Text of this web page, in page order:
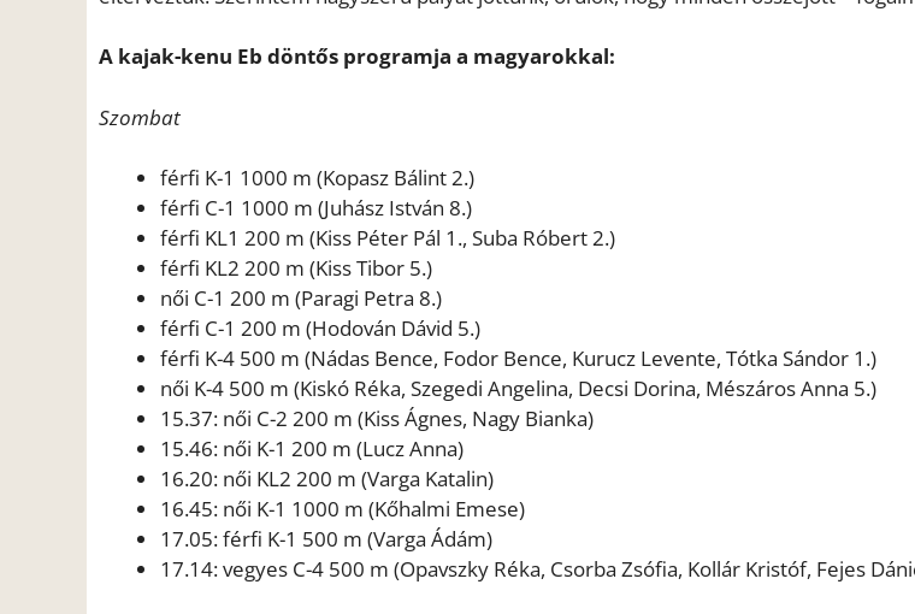
A kajak-kenu Eb döntős programja a magyarokkal:
Szombat
férfi K-1 1000 m (Kopasz Bálint 2.)
férfi C-1 1000 m (Juhász István 8.)
férfi KL1 200 m (Kiss Péter Pál 1., Suba Róbert 2.)
férfi KL2 200 m (Kiss Tibor 5.)
női C-1 200 m (Paragi Petra 8.)
férfi C-1 200 m (Hodován Dávid 5.)
férfi K-4 500 m (Nádas Bence, Fodor Bence, Kurucz Levente, Tótka Sándor 1.)
női K-4 500 m (Kiskó Réka, Szegedi Angelina, Decsi Dorina, Mészáros Anna 5.)
15.37: női C-2 200 m (Kiss Ágnes, Nagy Bianka)
15.46: női K-1 200 m (Lucz Anna)
16.20: női KL2 200 m (Varga Katalin)
16.45: női K-1 1000 m (Kőhalmi Emese)
17.05: férfi K-1 500 m (Varga Ádám)
17.14: vegyes C-4 500 m (Opavszky Réka, Csorba Zsófia, Kollár Kristóf, Fejes